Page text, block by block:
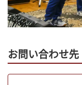
お問い合わせ先